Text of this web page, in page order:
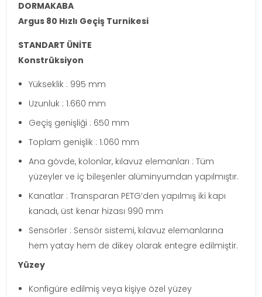
DORMAKABA
Argus 80 Hızlı Geçiş Turnikesi
STANDART ÜNİTE
Konstrüksiyon
Yükseklik : 995 mm
Uzunluk : 1.660 mm
Geçiş genişliği : 650 mm
Toplam genişlik : 1.060 mm
Ana gövde, kolonlar, kılavuz elemanları : Tüm
yüzeyler ve iç bileşenler alüminyumdan yapılmıştır.
Kanatlar : Transparan PETG’den yapılmış iki kapı
kanadı, üst kenar hizası 990 mm
Sensörler : Sensör sistemi, kılavuz elemanlarına
hem yatay hem de dikey olarak entegre edilmiştir.
Yüzey
Konfigüre edilmiş veya kişiye özel yüzey